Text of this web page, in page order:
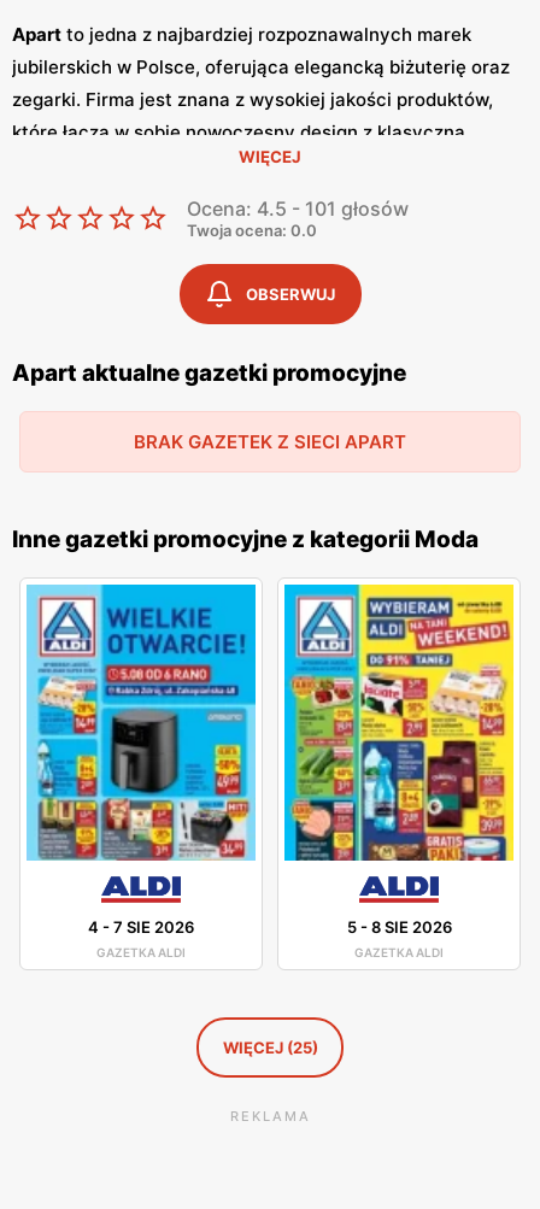
Apart to jedna z najbardziej rozpoznawalnych marek
jubilerskich w Polsce, oferująca elegancką biżuterię oraz
zegarki. Firma jest znana z wysokiej jakości produktów,
które łączą w sobie nowoczesny design z klasyczną
zdobył zaufanie klientów dzięki szerokiej
ofercie i wyjątkowej dbałości o detale, a także
atrakcyjnympromocjom. Aby ułatwić klientom dostęp do
najnowszych kolekcji i wyjątkowych okazji,
regularnie publikuje
gazetki promocyjne
prezentują najnowsze oferty, wyprzedaże oraz specjalne
promocje, dzięki czemu klienci mogą być na bieżąco z
najlepszymi ofertami. Zwykle wydawane są co kwartał,
swoje salony w prestiżowych lokalizacjach w całej Polsce,
na indywidualne podejście do klienta, zapewniając
profesjonalne doradztwo i pomoc w wyborze idealnej
biżuterii na każdą okazję. ProduktyApartcharakteryzują
się najwyższą jakością wykonania, dzięki czemu są one
doskonałym wyborem na prezent, zarówno dla bliskiej
osoby, jak i dla siebie. Sieć regularnie wprowadza nowe
kolekcje, które odpowiadają najnowszym trendom w
jubilerstwie, jednocześnie zachowując klasyczne wzory
dla miłośników tradycyjnej elegancji. MarkaApartto
synonim luksusu i elegancji, który spełnia oczekiwania
nawet najbardziej wymagających klientów, oferując
WIĘCEJ
Ocena: 4.5 - 101 głosów
Twoja ocena: 0.0
OBSERWUJ
Apart aktualne gazetki promocyjne
BRAK GAZETEK Z SIECI APART
Inne gazetki promocyjne z kategorii Moda
4 -7 SIE 2026
GAZETKA ALDI
5-8 SIE 2026
GAZETKA ALDI
WIĘCEJ (25)
REKLAMA